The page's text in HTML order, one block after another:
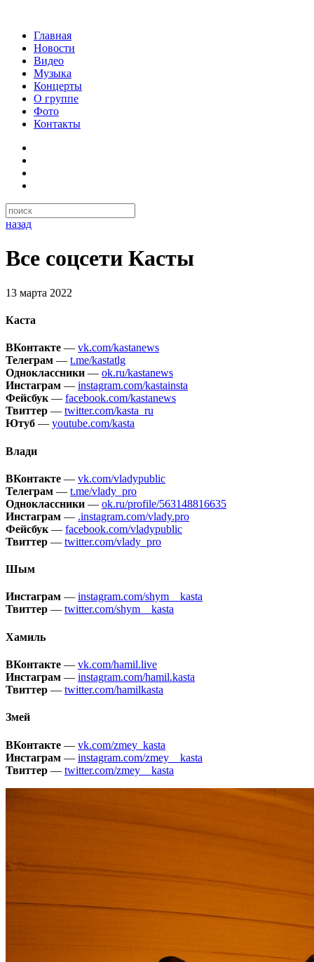
Главная
Новости
Видео
Музыка
Концерты
О группе
Фото
Контакты
назад
Все соцсети Касты
13 марта 2022
Каста
ВКонтакте — vk.com/kastanews
Телеграм — t.me/kastatlg
Одноклассники — ok.ru/kastanews
Инстаграм — instagram.com/kastainsta
Фейсбук— facebook.com/kastanews
Твиттер — twitter.com/kasta_ru
Ютуб — youtube.com/kasta
Влади
ВКонтакте — vk.com/vladypublic
Телеграм — t.me/vlady_pro
Одноклассники — ok.ru/profile/563148816635
Инстаграм — .instagram.com/vlady.pro
Фейсбук — facebook.com/vladypublic
Твиттер — twitter.com/vlady_pro
Шым
Инстаграм — instagram.com/shym__kasta
Твиттер — twitter.com/shym__kasta
Хамиль
ВКонтакте — vk.com/hamil.live
Инстаграм — instagram.com/hamil.kasta
Твиттер — twitter.com/hamilkasta
Змей
ВКонтакте — vk.com/zmey_kasta
Инстаграм — instagram.com/zmey__kasta
Твиттер — twitter.com/zmey__kasta